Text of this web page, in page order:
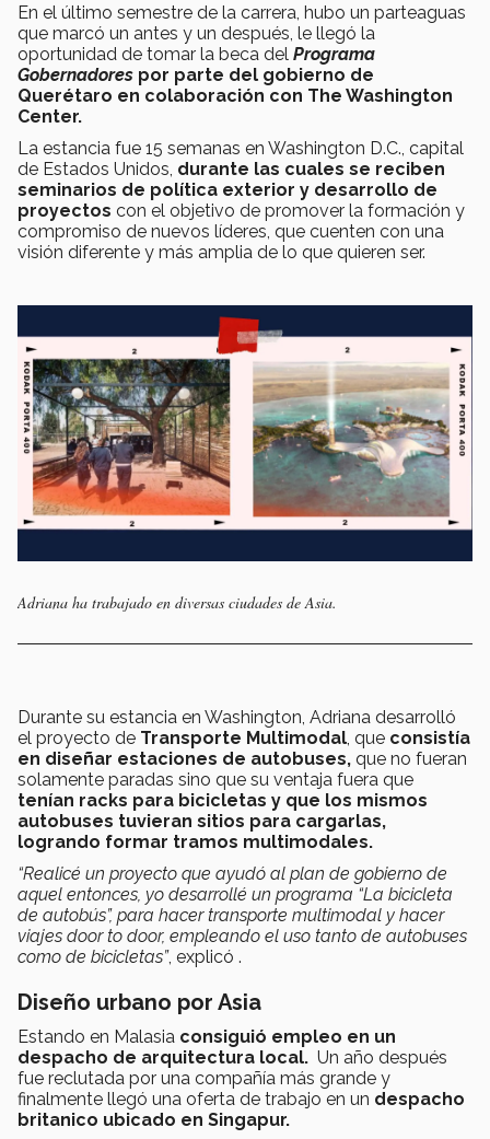
En el último semestre de la carrera, hubo un parteaguas
que marcó un antes y un después, le llegó la
oportunidad de tomar la beca del Programa
Gobernadores por parte del gobierno de
Querétaro en colaboración con The Washington
Center.
La estancia fue 15 semanas en Washington D.C., capital
de Estados Unidos, durante las cuales se reciben
seminarios de política exterior y desarrollo de
proyectos con el objetivo de promover la formación y
compromiso de nuevos líderes, que cuenten con una
visión diferente y más amplia de lo que quieren ser.
Adriana ha trabajado en diversas ciudades de Asia.
Durante su estancia en Washington, Adriana desarrolló
el proyecto de Transporte Multimodal , que consistía
en diseñar estaciones de autobuses, que no fueran
solamente paradas sino que su ventaja fuera que
tenían racks para bicicletas y que los mismos
autobuses tuvieran sitios para cargarlas,
logrando formar tramos multimodales.
“Realicé un proyecto que ayudó al plan de gobierno de
aquel entonces, yo desarrollé un programa “La bicicleta
de autobús”, para hacer transporte multimodal y hacer
viajes door to door, empleando el uso tanto de autobuses
como de bicicletas”, explicó .
Diseño urbano por Asia
Estando en Malasia consiguió empleo en un
despacho de arquitectura local. Un año después
fue reclutada por una compañía más grande y
finalmente llegó una oferta de trabajo en un despacho
britanico ubicado en Singapur.